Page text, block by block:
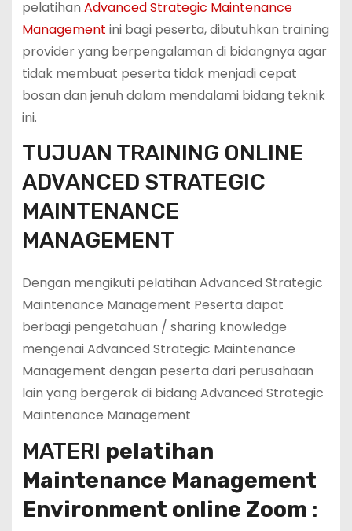
pelatihan Advanced Strategic Maintenance
Management ini bagi peserta, dibutuhkan training
provider yang berpengalaman di bidangnya agar
tidak membuat peserta tidak menjadi cepat
bosan dan jenuh dalam mendalami bidang teknik
ini.
TUJUAN TRAINING ONLINE
ADVANCED STRATEGIC
MAINTENANCE
MANAGEMENT
Dengan mengikuti pelatihan Advanced Strategic
Maintenance Management Peserta dapat
berbagi pengetahuan / sharing knowledge
mengenai Advanced Strategic Maintenance
Management dengan peserta dari perusahaan
lain yang bergerak di bidang Advanced Strategic
Maintenance Management
MATERI pelatihan
Maintenance Management
Environment online Zoom :